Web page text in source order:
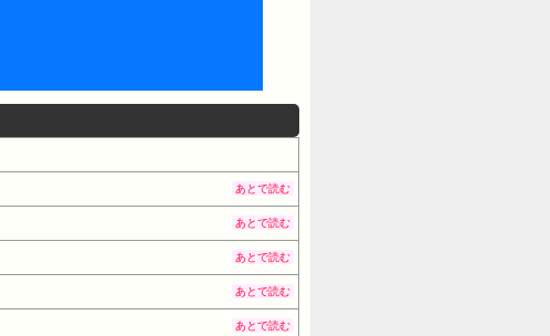
あとで読む
あとで読む
あとで読む
あとで読む
あとで読む